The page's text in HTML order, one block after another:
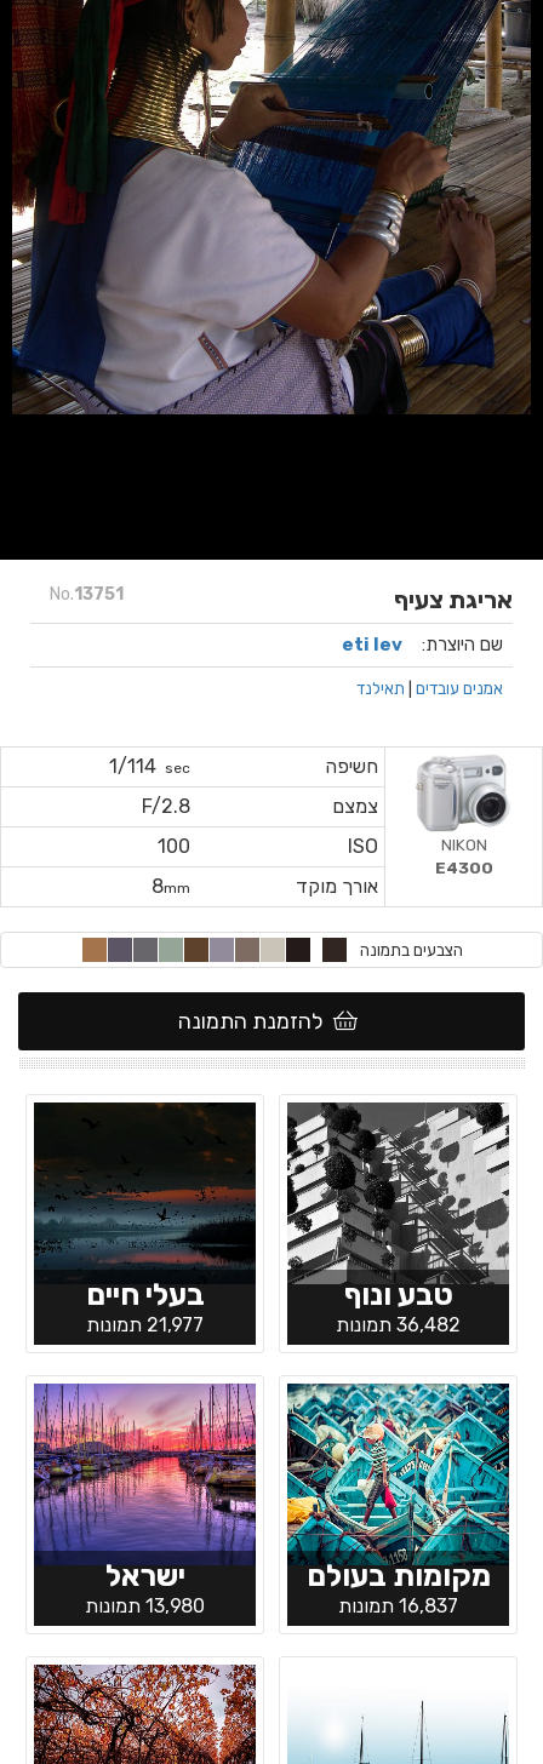
No.13751 אריגת צעיף
שם היוצרת: eti lev
אמנים עובדים תאילנד
חשיפה sec
1/114
צמצם
F/2.8
ISO
100
אורך מוקד
8mm
NIKON
E4300
הצבעים בתמונה
להזמנת התמונה
טבע ונוף
36,482 תמונות
בעלי חיים
21,977 תמונות
מקומות בעולם
16,837 תמונות
ישראל
13,980 תמונות